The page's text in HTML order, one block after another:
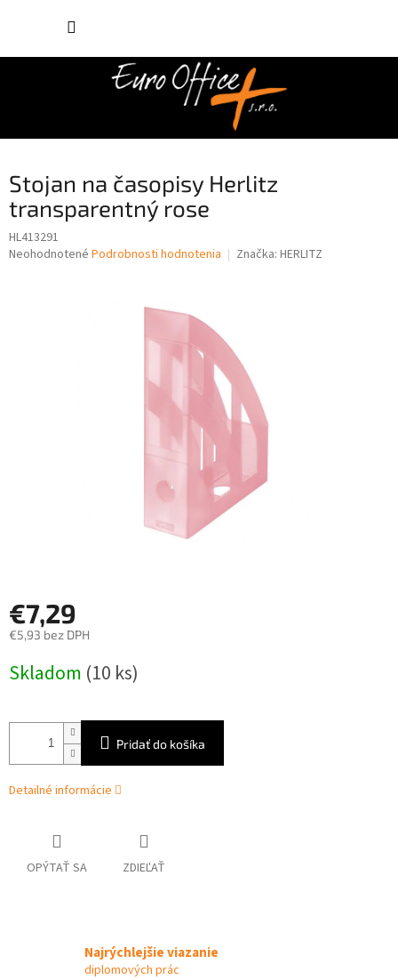
Stojan na časopisy Herlitz
transparentný rose
HL413291
Priemerné
Neohodnotené Podrobnosti hodnotenia Značka: HERLITZ
€7,29
€5,93 bez DPH
cena:
Skladom (10 ks)
Pridať do košíka
Detailné informácie
OPÝTAŤ SA ZDIEĽAŤ
Najrýchlejšie viazanie
diplomových prác